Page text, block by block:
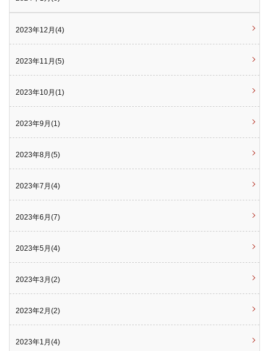
2023年12月(4)
2023年11月(5)
2023年10月(1)
2023年9月(1)
2023年8月(5)
2023年7月(4)
2023年6月(7)
2023年5月(4)
2023年3月(2)
2023年2月(2)
2023年1月(4)